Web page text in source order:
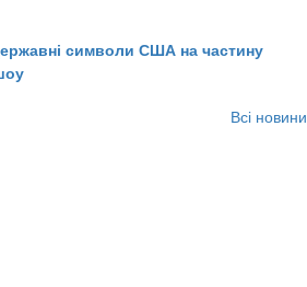
символи США на частину
Всі новини